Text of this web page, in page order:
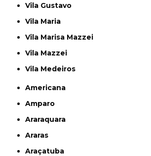
Vila Gustavo
Vila Maria
Vila Marisa Mazzei
Vila Mazzei
Vila Medeiros
Americana
Amparo
Araraquara
Araras
Araçatuba